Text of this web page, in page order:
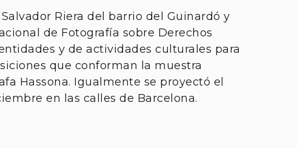
Riera del barrio del Guinardó y
de Fotografía sobre Derechos
y de actividades culturales para
que conforman la muestra
Hassona. Igualmente se proyectó el
en las calles de Barcelona.